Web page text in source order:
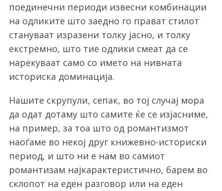
поединечни периоди извесни комбинации
на одликите што заедно го прават стилот
стануваат изразени толку јасно, и толку
екстремно, што тие одлики смеат да се
нарекуваат само со името на нивната
историска доминација.
Нашите скрупули, сепак, во тој случај мора
да одат дотаму што самите ќе се изјасниме,
на пример, за тоа што од романтизмот
наоѓаме во некој друг книжевно-историски
период, и што ни е нам во самиот
романтизам најкарактеристично, барем во
склопот на еден разговор или на еден